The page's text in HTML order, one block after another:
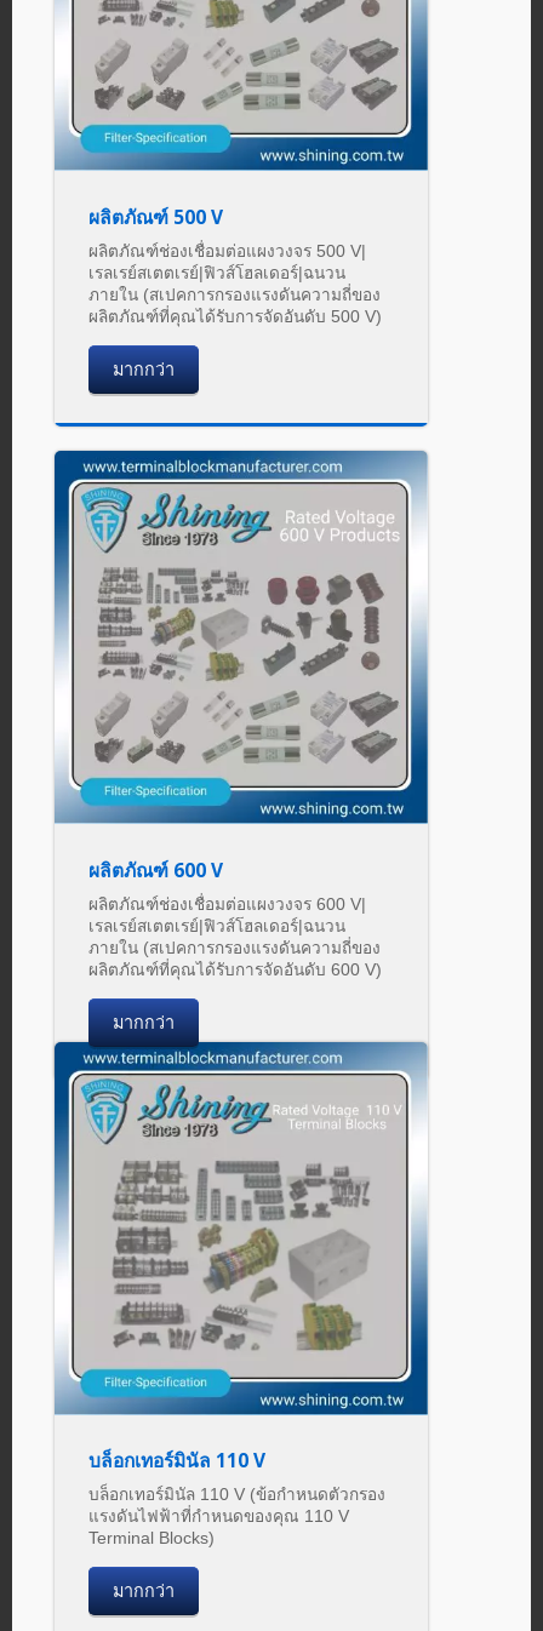
ผลิตภัณฑ์ 500 V
ผลิตภัณฑ์ช่องเชื่อมต่อแผงวงจร 500 V|
เรลเรย์สเตตเรย์|ฟิวส์โฮลเดอร์|ฉนวน
ภายใน (สเปคการกรองแรงดันความถี่ของ
ผลิตภัณฑ์ที่คุณได้รับการจัดอันดับ 500 V)
มากกว่า
ผลิตภัณฑ์ 600 V
ผลิตภัณฑ์ช่องเชื่อมต่อแผงวงจร 600 V|
เรลเรย์สเตตเรย์|ฟิวส์โฮลเดอร์|ฉนวน
ภายใน (สเปคการกรองแรงดันความถี่ของ
ผลิตภัณฑ์ที่คุณได้รับการจัดอันดับ 600 V)
มากกว่า
บล็อกเทอร์มินัล 110 V
บล็อกเทอร์มินัล 110 V (ข้อกำหนดตัวกรอง
แรงดันไฟฟ้าที่กำหนดของคุณ 110 V
Terminal Blocks)
มากกว่า